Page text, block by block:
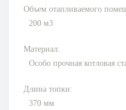
Объем отапливаемого
200 м3
Материал:
Особо прочная котловая
Длина топки:
370 мм